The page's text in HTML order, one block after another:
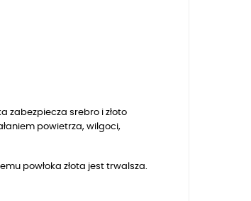
zabezpiecza srebro i złoto
powietrza, wilgoci,
powłoka złota jest trwalsza.